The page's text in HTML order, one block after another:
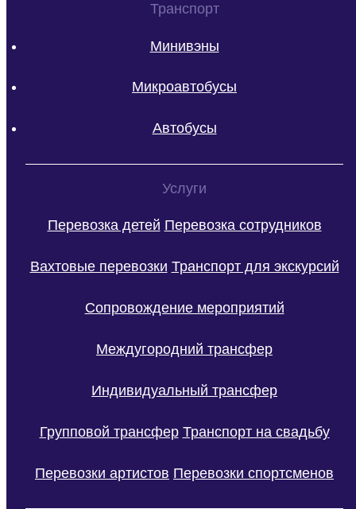
Транспорт
Минивэны
Микроавтобусы
Автобусы
Услуги
Перевозка детей Перевозка сотрудников
Вахтовые перевозки Транспорт для экскурсий
Сопровождение мероприятий
Междугородний трансфер
Индивидуальный трансфер
Групповой трансфер Транспорт на свадьбу
Перевозки артистов Перевозки спортсменов